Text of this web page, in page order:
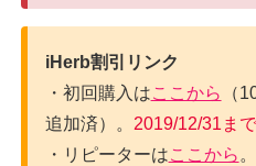
iHerb割引リンク
・初回購入はここから （
追加済）。 2019/12/31まで
・リピーターはここから 。